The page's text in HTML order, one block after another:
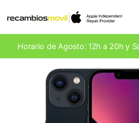
Horario de Agosto: 12h a 20h y